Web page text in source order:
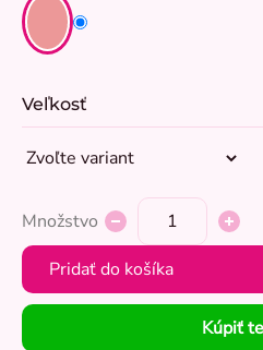
Veľkosť
Množstvo
Pridať do košíka
Kúpiť